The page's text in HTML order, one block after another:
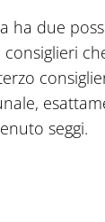
ha due
seggi.